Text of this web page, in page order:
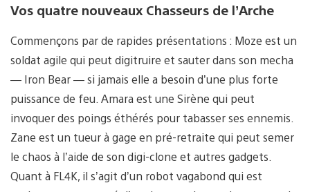
Vos quatre nouveaux Chasseurs de l’Arche
Commençons par de rapides présentations : Moze est un
soldat agile qui peut digitruire et sauter dans son mecha
— Iron Bear — si jamais elle a besoin d’une plus forte
puissance de feu. Amara est une Sirène qui peut
invoquer des poings éthérés pour tabasser ses ennemis.
Zane est un tueur à gage en pré-retraite qui peut semer
le chaos à l’aide de son digi-clone et autres gadgets.
Quant à FL4K, il s’agit d’un robot vagabond qui est